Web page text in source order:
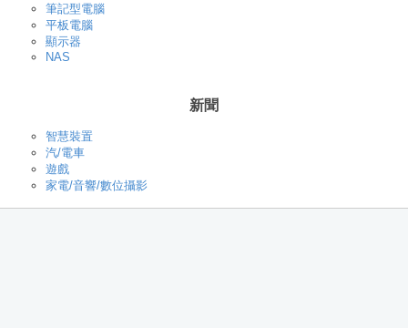
筆記型電腦
平板電腦
顯示器
NAS
新聞
智慧裝置
汽/電車
遊戲
家電/音響/數位攝影